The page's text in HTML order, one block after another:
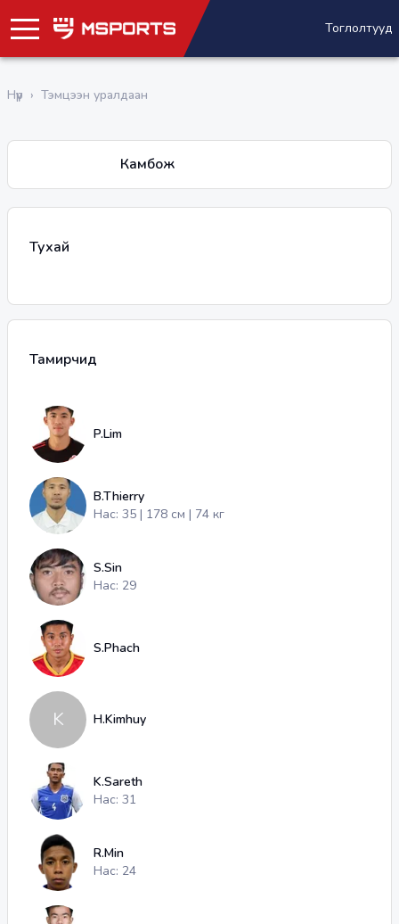
Тоглолтууд
Нүүр › Тэмцээн уралдаан
Камбож
Тухай
Тамирчид
P.Lim
B.Thierry
Нас: 35 | 178 см | 74 кг
S.Sin
Нас: 29
S.Phach
K H.Kimhuy
K.Sareth
Нас: 31
R.Min
Нас: 24